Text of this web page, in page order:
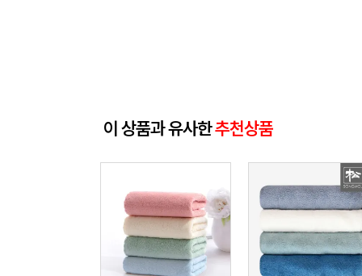
이 상품과 유사한추천상품